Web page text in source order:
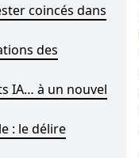
coincés dans
des
IA… à un nouvel
: le délire